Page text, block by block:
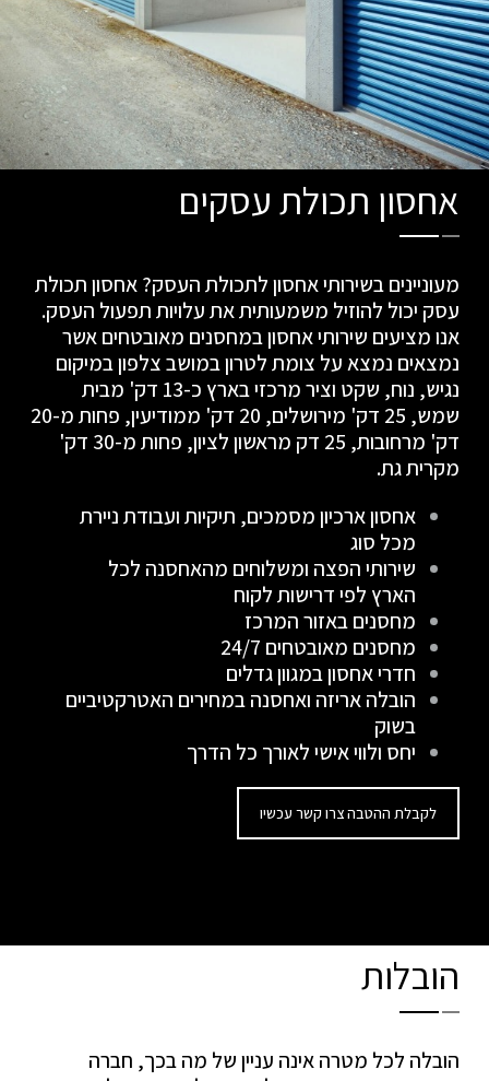
אחסון תכולת עסקים
מעוניינים בשירותי אחסון לתכולת העסק? אחסון תכולת
עסק יכול להוזיל משמעותית את עלויות תפעול העסק.
אנו מציעים שירותי אחסון במחסנים מאובטחים אשר
נמצאים נמצא על צומת לטרון במושב צלפון במיקום
נגיש, נוח, שקט וציר מרכזי בארץ כ-13 דק' מבית
שמש, 25 דק' מירושלים, 20 דק' ממודיעין, פחות מ-20
דק' מרחובות, 25 דק מראשון לציון, פחות מ-30 דק'
מקרית גת.
אחסון ארכיון מסמכים, תיקיות ועבודת ניירת
מכל סוג
שירותי הפצה ומשלוחים מהאחסנה לכל
הארץ לפי דרישות לקוח
מחסנים באזור המרכז
מחסנים מאובטחים 24/7
חדרי אחסון במגוון גדלים
הובלה אריזה ואחסנה במחירים האטרקטיביים
בשוק
יחס ולווי אישי לאורך כל הדרך
לקבלת ההטבה צרו קשר עכשיו
הובלות
הובלה לכל מטרה אינה עניין של מה בכך, חברה